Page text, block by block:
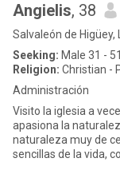
Angielis, 38
Salvaleón de
Seeking: Male 31 - 51
Religion: Christian -
Administración
Visito la iglesia a
apasiona la
naturaleza muy de
sencillas de la vida,